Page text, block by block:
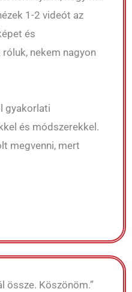
1-2 videót az
és
nekem nagyon
gyakorlati
és módszerekkel.
megvenni, mert
össze. Köszönöm.”